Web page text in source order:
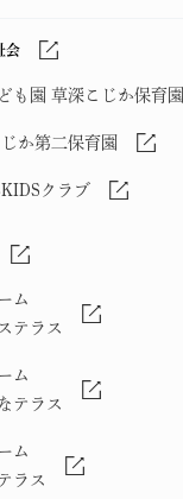
会
も園 草深こじか保育園
か第二保育園
クラブ
ム
テラス
ム
テラス
ム
ラス